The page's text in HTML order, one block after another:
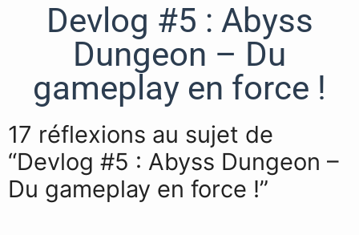
Devlog #5 : Abyss
Dungeon – Du
gameplay en force !
17 réflexions au sujet de
“Devlog #5 : Abyss Dungeon –
Du gameplay en force !”